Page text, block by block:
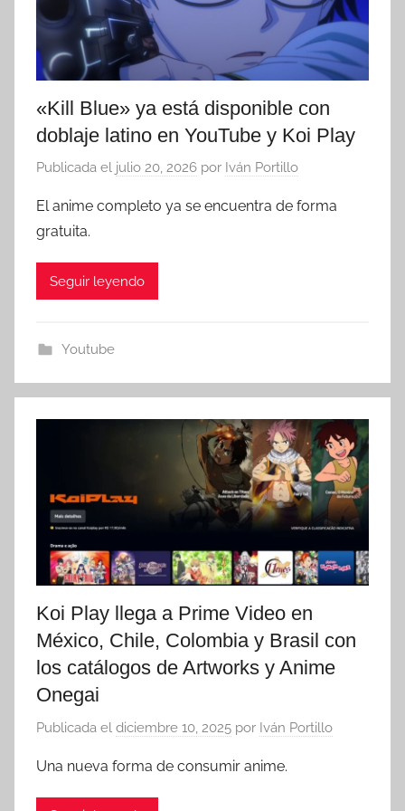
«Kill Blue» ya está disponible con
doblaje latino en YouTube y Koi Play
Publicada el julio 20, 2026 por Iván Portillo
El anime completo ya se encuentra de forma
gratuita.
Seguir leyendo
Youtube
Koi Play llega a Prime Video en
México, Chile, Colombia y Brasil con
los catálogos de Artworks y Anime
Onegai
Publicada el diciembre 10, 2025 por Iván Portillo
Una nueva forma de consumir anime.